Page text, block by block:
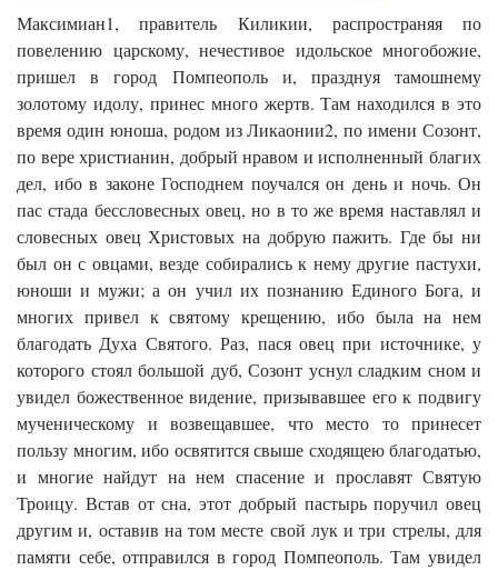
Максимиан1, правитель Киликии, распространяя по
повелению царскому, нечестивое идольское многобожие,
пришел в город Помпеополь и, празднуя тамошнему
золотому идолу, принес много жертв. Там находился в это
время один юноша, родом из Ликаонии2, по имени Созонт,
по вере христианин, добрый нравом и исполненный благих
дел, ибо в законе Господнем поучался он день и ночь. Он
пас стада бессловесных овец, но в то же время наставлял и
словесных овец Христовых на добрую пажить. Где бы ни
был он с овцами, везде собирались к нему другие пастухи,
юноши и мужи; а он учил их познанию Единого Бога, и
многих привел к святому крещению, ибо была на нем
благодать Духа Святого. Раз, пася овец при источнике, у
которого стоял большой дуб, Созонт уснул сладким сном и
увидел божественное видение, призывавшее его к подвигу
мученическому и возвещавшее, что место то принесет
пользу многим, ибо освятится свыше сходящею благодатью,
и многие найдут на нем спасение и прославят Святую
Троицу. Встав от сна, этот добрый пастырь поручил овец
другим и, оставив на том месте свой лук и три стрелы, для
памяти себе, отправился в город Помпеополь. Там увидел